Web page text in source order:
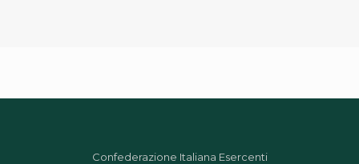
Confederazione Italiana Esercenti